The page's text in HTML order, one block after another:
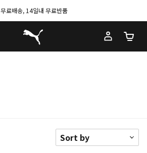
무료배송, 14일내 무료반품
푸마 홈
장바